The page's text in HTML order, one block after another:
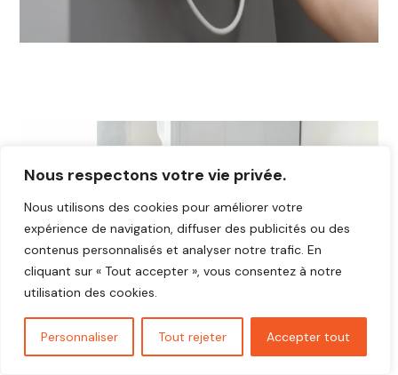
Nous respectons votre vie privée.
Nous utilisons des cookies pour améliorer votre
expérience de navigation, diffuser des publicités ou des
contenus personnalisés et analyser notre trafic. En
cliquant sur « Tout accepter », vous consentez à notre
utilisation des cookies.
Personnaliser Tout rejeter Accepter tout